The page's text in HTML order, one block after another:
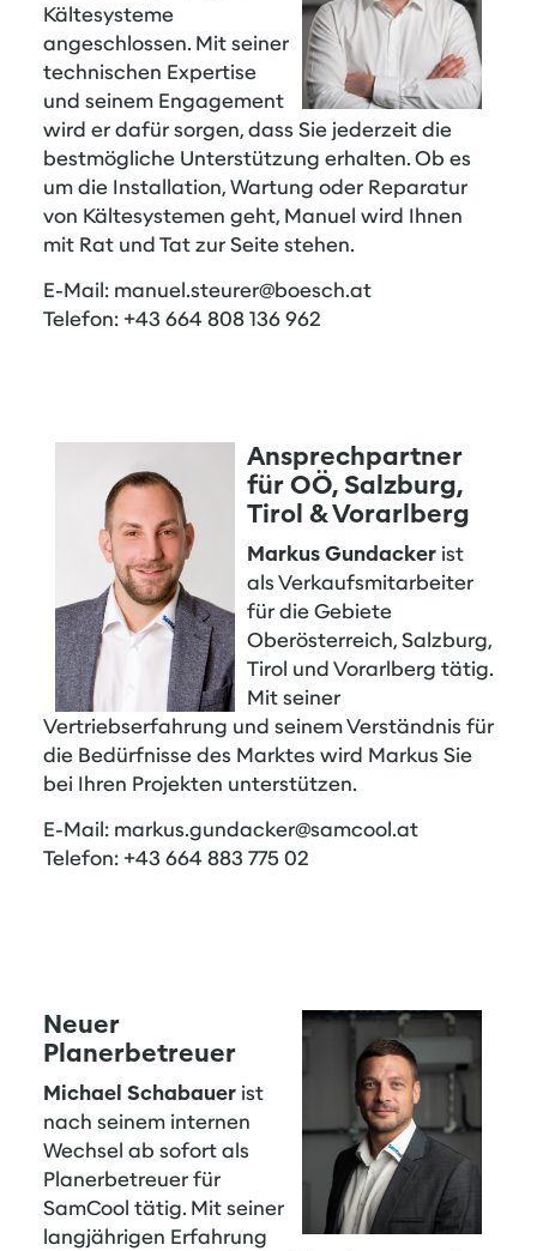
Kältesysteme
angeschlossen. Mit seiner
technischen Expertise
und seinem Engagement
wird er dafür sorgen, dass Sie jederzeit die
bestmögliche Unterstützung erhalten. Ob es
um die Installation, Wartung oder Reparatur
von Kältesystemen geht, Manuel wird Ihnen
mit Rat und Tat zur Seite stehen.
E-Mail: manuel.steurer@boesch.at
Telefon: +43 664 808 136 962
Ansprechpartner
für OÖ, Salzburg,
Tirol & Vorarlberg
Markus Gundacker ist
als Verkaufsmitarbeiter
für die Gebiete
Oberösterreich, Salzburg,
Tirol und Vorarlberg tätig.
Mit seiner
Vertriebserfahrung und seinem Verständnis für
die Bedürfnisse des Marktes wird Markus Sie
bei Ihren Projekten unterstützen.
E-Mail: markus.gundacker@samcool.at
Telefon: +43 664 883 775 02
Neuer
Planerbetreuer
Michael Schabauer ist
nach seinem internen
Wechsel ab sofort als
Planerbetreuer für
SamCool tätig. Mit seiner
langjährigen Erfahrung